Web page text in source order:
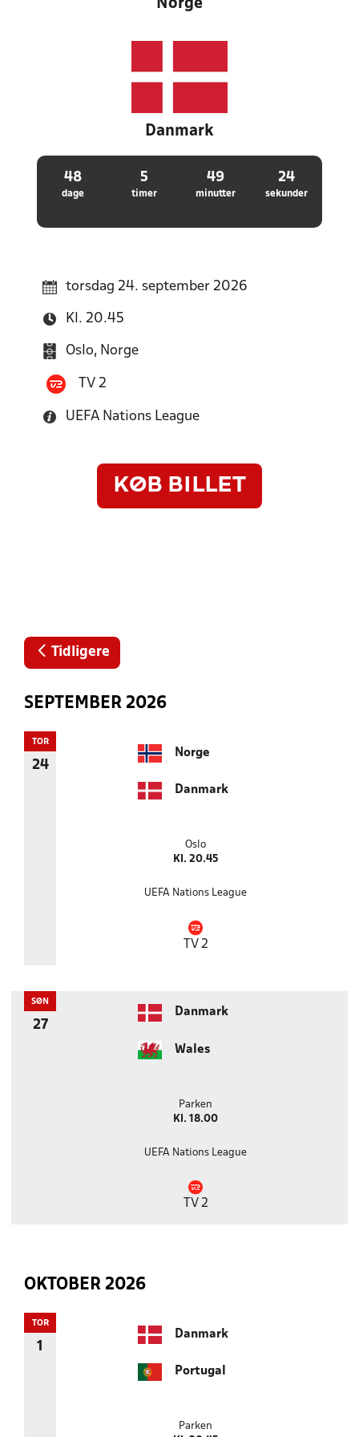
Norge
48
dage
5
timer
49
minutter
24
sekunder
Danmark
torsdag 24. september 2026
Kl. 20.45
Oslo, Norge
TV 2
UEFA Nations League
KØB BILLET
Tidligere
SEPTEMBER 2026
TOR
24
Norge
Danmark
Oslo
Kl. 20.45
UEFA Nations League
TV 2
SØN
27
Danmark
Wales
Parken
Kl. 18.00
UEFA Nations League
TV 2
OKTOBER 2026
TOR
1
Danmark
Portugal
Parken